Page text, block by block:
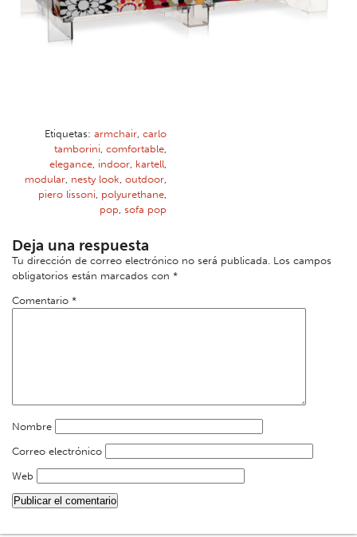
Etiquetas: armchair, carlo
tamborini, comfortable,
elegance, indoor, kartell,
modular, nesty look, outdoor,
piero lissoni, polyurethane,
pop, sofa pop
Deja una respuesta
Tu dirección de correo electrónico no será publicada. Los campos
obligatorios están marcados con *
Comentario *
Nombre
Correo electrónico
Web